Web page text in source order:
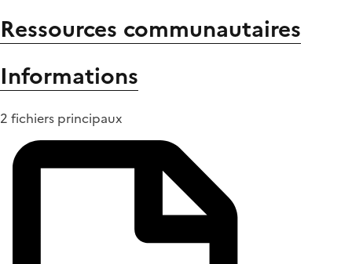
Ressources communautaires
Informations
2 fichiers principaux